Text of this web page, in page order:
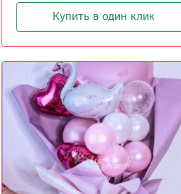
Купить в один клик